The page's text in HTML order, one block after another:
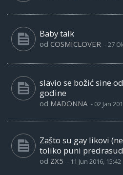
Baby talk
od COSMICLOVER -27
slavio se božić sine
godine
od MADONNA - 02 Jan
Zašto su gay likovi
toliko puni
od ZX5 - 11 Jun 2016, 15:42